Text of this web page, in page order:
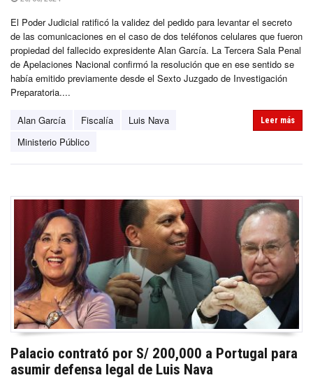
El Poder Judicial ratificó la validez del pedido para levantar el secreto
de las comunicaciones en el caso de dos teléfonos celulares que fueron
propiedad del fallecido expresidente Alan García. La Tercera Sala Penal
de Apelaciones Nacional confirmó la resolución que en ese sentido se
había emitido previamente desde el Sexto Juzgado de Investigación
Preparatoria....
Alan García Fiscalía
Luis Nava
Ministerio Público
Leer más
Palacio contrató por S/ 200,000 a Portugal para
asumir defensa legal de Luis Nava